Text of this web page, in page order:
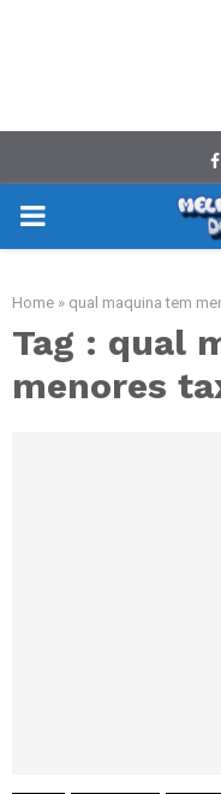
PRIMARY
Home » qual maquina tem
Tag : qual
menores